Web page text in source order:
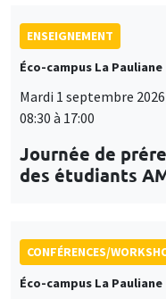
ENSEIGNEMENT
Éco-campus La Pauliane
Mardi 1 septembre 2026
08:30 à 17:00
Journée de
des étudiants
CONFÉRENCES/
Éco-campus La Pauliane